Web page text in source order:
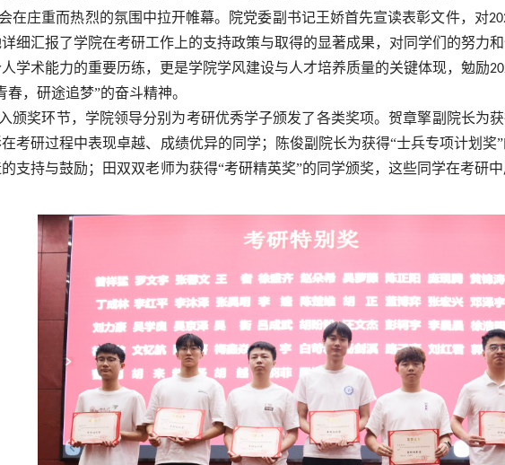
在庄重而热烈的氛围中拉开帷幕。院党委副书记王娇首先宣读表彰文件，对
细汇报了学院在考研工作上的支持政策与取得的显著成果，对同学们的努力
学术能力的重要历练，更是学院学风建设与人才培养质量的关键体现，勉励
春，研途追梦”的奋斗精神。
颁奖环节，学院领导分别为考研优秀学子颁发了各类奖项。贺章擎副院长为
考研过程中表现卓越、成绩优异的同学；陈俊副院长为获得“士兵专项计划奖
支持与鼓励；田双双老师为获得“考研精英奖”的同学颁奖，这些同学在考研